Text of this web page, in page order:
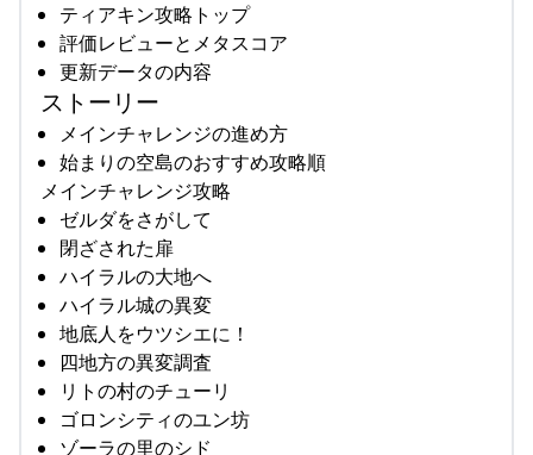
ティアキン攻略トップ
評価レビューとメタスコア
更新データの内容
ストーリー
メインチャレンジの進め方
始まりの空島のおすすめ攻略順
メインチャレンジ攻略
ゼルダをさがして
閉ざされた扉
ハイラルの大地へ
ハイラル城の異変
地底人をウツシエに！
四地方の異変調査
リトの村のチューリ
ゴロンシティのユン坊
ゾーラの里のシド